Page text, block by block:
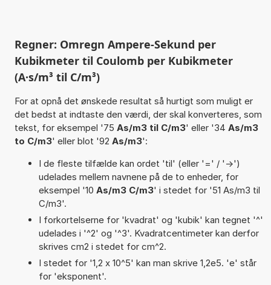
Regner: Omregn Ampere-Sekund per
Kubikmeter til Coulomb per Kubikmeter
(A·s/m³ til C/m³)
For at opnå det ønskede resultat så hurtigt som muligt er
det bedst at indtaste den værdi, der skal konverteres, som
tekst, for eksempel '75 As/m3 til C/m3' eller '34 As/m3
to C/m3' eller blot '92 As/m3':
I de fleste tilfælde kan ordet 'til' (eller '=' / '->')
udelades mellem navnene på de to enheder, for
eksempel '10 As/m3 C/m3' i stedet for '51 As/m3 til
C/m3'.
I forkortelserne for 'kvadrat' og 'kubik' kan tegnet '^'
udelades i '^2' og '^3'. Kvadratcentimeter kan derfor
skrives cm2 i stedet for cm^2.
I stedet for '1,2 x 10^5' kan man skrive 1,2e5. 'e' står
for 'eksponent'.